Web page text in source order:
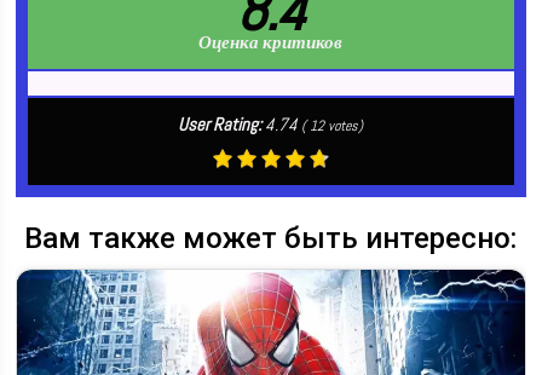
Оценка критиков
User Rating:4.74 (12votes)
Вам также может быть интересно: